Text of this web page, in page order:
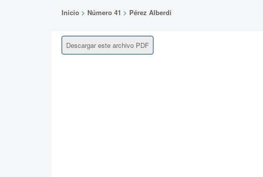
Inicio > Número 41 > Pérez Alberdi
Descargar este archivo PDF